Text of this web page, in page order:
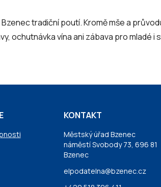
tradiční poutí. Kromě mše a
ochutnávka vína ani zábava pro mladé i
KONTAKT
Městský úřad Bzenec
náměstí Svobody 73, 696 81
Bzenec
elpodatelna@bzenec.cz